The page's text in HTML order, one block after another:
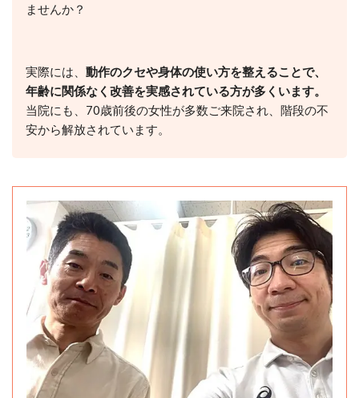
ませんか？
実際には、 動作のクセや身体の使い方を整えることで、
年齢に関係なく改善を実感されている方が多くいます。
当院にも、70歳前後の女性が多数ご来院され、階段の不
安から解放されています。